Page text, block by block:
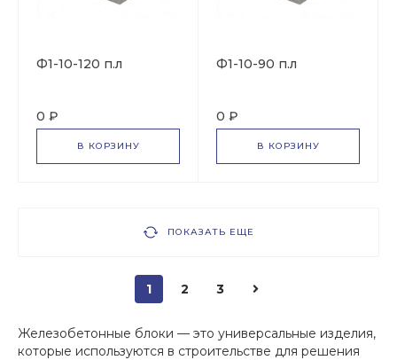
Ф1-10-120 п.л
0 ₽
В КОРЗИНУ
Ф1-10-90 п.л
0 ₽
В КОРЗИНУ
ПОКАЗАТЬ ЕЩЕ
1 2 3
Железобетонные блоки — это универсальные изделия,
которые используются в строительстве для решения